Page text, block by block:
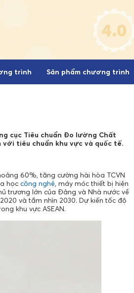
trình Sản phẩm chương trình
cục Tiêu chuẩn Đo lường Chất
tiêu chuẩn khu vực và quốc tế.
60%, tăng cường hài hòa TCVN
học công nghệ, máy móc thiết bị hiện
trương lớn của Đảng và Nhà nước về
và tầm nhìn 2030. Dự kiến tốc độ
khu vực ASEAN.